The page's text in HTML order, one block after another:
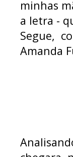
minhas
a letra -
Segue,
Amanda